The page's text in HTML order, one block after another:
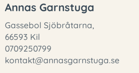
Annas Garnstuga
Gassebol Sjöbråtarna,
66593 Kil
0709250799
kontakt@annasgarnstuga.se